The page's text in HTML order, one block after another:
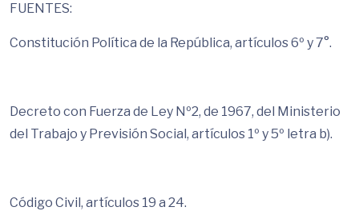
FUENTES:
Constitución Política de la República, artículos 6º y 7°.
Decreto con Fuerza de Ley Nº2, de 1967, del Ministerio
del Trabajo y Previsión Social, artículos 1º y 5º letra b).
Código Civil, artículos 19 a 24.